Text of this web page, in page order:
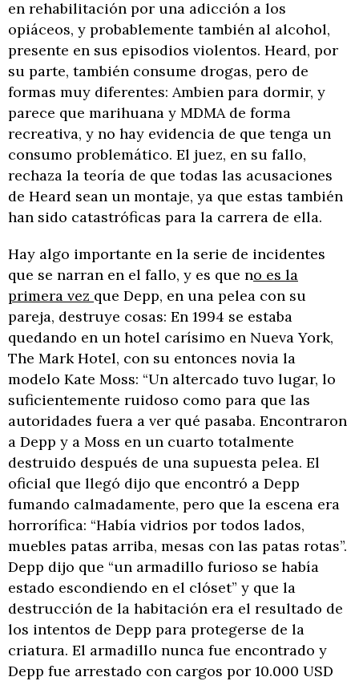
en rehabilitación por una adicción a los
opiáceos, y probablemente también al alcohol,
presente en sus episodios violentos. Heard, por
su parte, también consume drogas, pero de
formas muy diferentes: Ambien para dormir, y
parece que marihuana y MDMA de forma
recreativa, y no hay evidencia de que tenga un
consumo problemático. El juez, en su fallo,
rechaza la teoría de que todas las acusaciones
de Heard sean un montaje, ya que estas también
han sido catastróficas para la carrera de ella.
Hay algo importante en la serie de incidentes
que se narran en el fallo, y es que no es la
primera vez que Depp, en una pelea con su
pareja, destruye cosas: En 1994 se estaba
quedando en un hotel carísimo en Nueva York,
The Mark Hotel, con su entonces novia la
modelo Kate Moss: “Un altercado tuvo lugar, lo
suficientemente ruidoso como para que las
autoridades fuera a ver qué pasaba. Encontraron
a Depp y a Moss en un cuarto totalmente
destruido después de una supuesta pelea. El
oficial que llegó dijo que encontró a Depp
fumando calmadamente, pero que la escena era
horrorífica: “Había vidrios por todos lados,
muebles patas arriba, mesas con las patas rotas”.
Depp dijo que “un armadillo furioso se había
estado escondiendo en el clóset” y que la
destrucción de la habitación era el resultado de
los intentos de Depp para protegerse de la
criatura. El armadillo nunca fue encontrado y
Depp fue arrestado con cargos por 10.000 USD